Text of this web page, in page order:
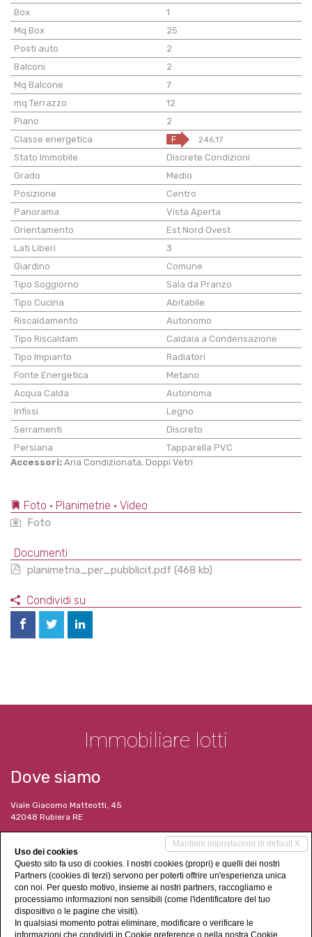
Box
1
Mq Box
25
Posti auto
2
Balconi
2
Mq Balcone
7
mq Terrazzo
12
Piano
2
Classe energetica
F 246,17
Stato Immobile
Discrete Condizioni
Grado
Medio
Posizione
Centro
Panorama
Vista Aperta
Orientamento
Est Nord Ovest
Lati Liberi
3
Giardino
Comune
Tipo Soggiorno
Sala da Pranzo
Tipo Cucina
Abitabile
Riscaldamento
Autonomo
Tipo Riscaldam.
Caldaia a Condensazione
Tipo Impianto
Radiatori
Fonte Energetica
Metano
Acqua Calda
Autonoma
Infissi
Legno
Serramenti
Discreto
Persiana
Tapparella PVC
Accessori: Aria Condizionata, Doppi Vetri
Foto • Planimetrie • Video
Foto
Documenti
planimetria_per_pubblicit.pdf (468 kb)
Condividi su
Immobiliare Iotti
Dove siamo
Viale Giacomo Matteotti, 45
42048 Rubiera RE
Tel. 052 2628745
immobiliare@consulenze-iotti.it
www.immobiliareiotti.it
Social Networks
Mantieni impostazioni di default X
Uso dei cookies
Questo sito fa uso di cookies. I nostri cookies (propri) e quelli dei nostri
Partners (cookies di terzi) servono per poterti offrire un'esperienza unica
con noi. Per questo motivo, insieme ai nostri partners, raccogliamo e
processiamo informazioni non sensibili (come l'identificatore del tuo
dispositivo o le pagine che visiti).
In qualsiasi momento potrai eliminare, modificare o verificare le
informazioni che condividi in Cookie preference o nella nostra Cookie